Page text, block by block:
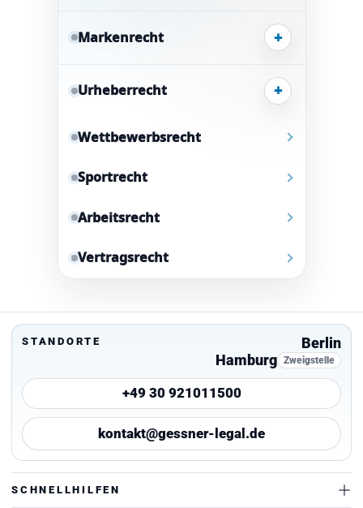
Markenrecht +
Urheberrecht +
Wettbewerbsrecht
Sportrecht
Arbeitsrecht
Vertragsrecht
STANDORTE
Berlin
Hamburg Zweigstelle
+49 30 921011500
kontakt@gessner-legal.de
SCHNELLHILFEN